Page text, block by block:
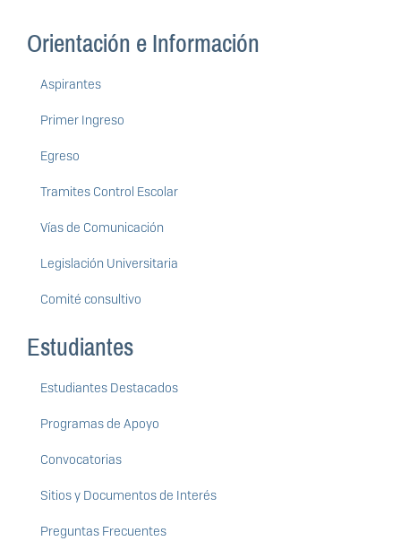
Orientación e Información
Aspirantes
Primer Ingreso
Egreso
Tramites Control Escolar
Vías de Comunicación
Legislación Universitaria
Comité consultivo
Estudiantes
Estudiantes Destacados
Programas de Apoyo
Convocatorias
Sitios y Documentos de Interés
Preguntas Frecuentes